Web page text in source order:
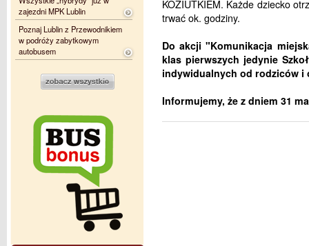
KOZIUTKIEM. Każde dziecko
trwać ok. godziny.
Do akcji "Komunikacja
klas pierwszych jedynie
indywidualnych od rodziców i
Informujemy, że z dniem 31
zajezdni MPK Lublin
Poznaj Lublin z Przewodnikiem
w podróży zabytkowym
autobusem